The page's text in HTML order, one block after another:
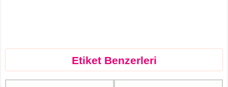
Etiket Benzerleri